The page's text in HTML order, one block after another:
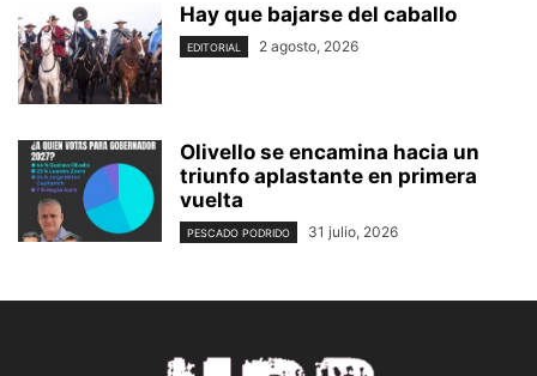
Hay que bajarse del caballo
EDITORIAL 2 agosto, 2026
Olivello se encamina hacia un
triunfo aplastante en primera
vuelta
PESCADO PODRIDO 31 julio, 2026